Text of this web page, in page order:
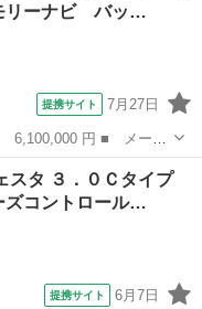
ーナビ バッ…
提携サイト 7月27日
ート ■ グレード
リーナビ バックカメ
スタ ３．０Ｃタイプ
コントロール…
提携サイト 6月7日